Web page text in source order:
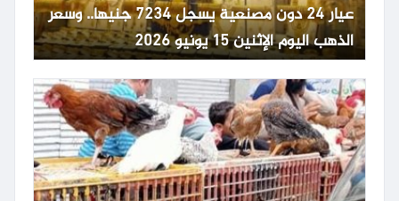
عيار 24 دون مصنعية يسجل 7234 جنيها.. وسعر
الذهب اليوم الإثنين 15 يونيو 2026